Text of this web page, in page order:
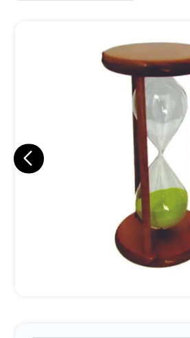
Eu concordo em receber
A nossa empresa está
sua privacidade, utilizaremos seus
de marketing. Você pode alterar
Iniciar